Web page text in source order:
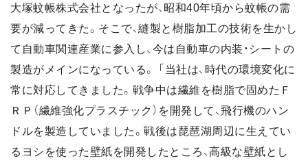
大塚蚊帳株式会社となったが、昭和40年頃から蚊帳の需
要が減ってきた。そこで、縫製と樹脂加工の技術を生かし
て自動車関連産業に参入し、今は自動車の内装・シートの
製造がメインになっている。 「当社は、時代の環境変化に
常に対応してきました。戦争中は繊維を樹脂で固めたＦ
ＲＰ（繊維強化プラスチック）を開発して、飛行機のハン
ドルを製造していました。戦後は琵琶湖周辺に生えてい
るヨシを使った壁紙を開発したところ、高級な壁紙とし